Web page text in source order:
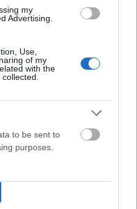
my
Advertising.
Use,
of my
with the
to be sent to
purposes.